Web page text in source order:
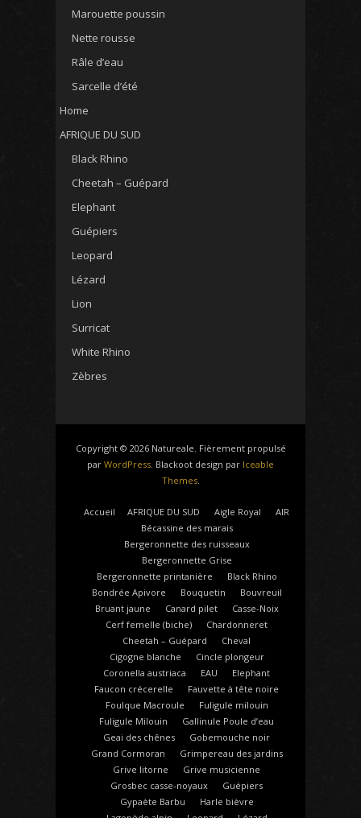
Marouette poussin
Nette rousse
Râle d’eau
Sarcelle d’été
Home
AFRIQUE DU SUD
Black Rhino
Cheetah – Guépard
Elephant
Guépiers
Leopard
Lézard
Lion
Surricat
White Rhino
Zèbres
Copyright © 2026 Natureale. Fièrement propulsé
par WordPress . Blackoot design par Iceable
Themes.
Accueil AFRIQUE DU SUD Aigle Royal
AIR
Bécassine des marais
Bergeronnette des ruisseaux
Bergeronnette Grise
Bergeronnette printanière
Black Rhino
Bondrée Apivore
Bouquetin
Bouvreuil
Bruant jaune
Canard pilet
Casse-Noix
Cerf femelle (biche)
Chardonneret
Cheetah – Guépard
Cheval
Cigogne blanche
Cincle plongeur
Coronella austriaca
EAU
Elephant
Faucon crécerelle
Fauvette à tête noire
Foulque Macroule
Fuligule milouin
Fuligule Milouin
Gallinule Poule d’eau
Geai des chênes
Gobemouche noir
Grand Cormoran
Grimpereau des jardins
Grive litorne
Grive musicienne
Grosbec casse-noyaux
Guépiers
Gypaète Barbu
Harle bièvre